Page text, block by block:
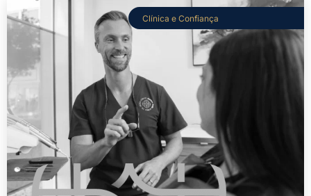
Clínica e Confiança